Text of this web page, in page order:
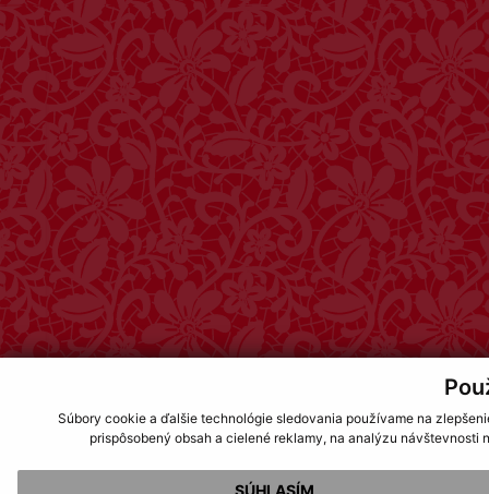
Súbory cookie a ďalšie technológie sledovania používame na
prispôsobený obsah a cielené reklamy, na analýzu